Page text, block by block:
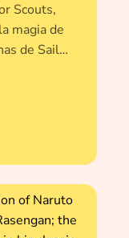
Scouts,
magia de
de Sailor